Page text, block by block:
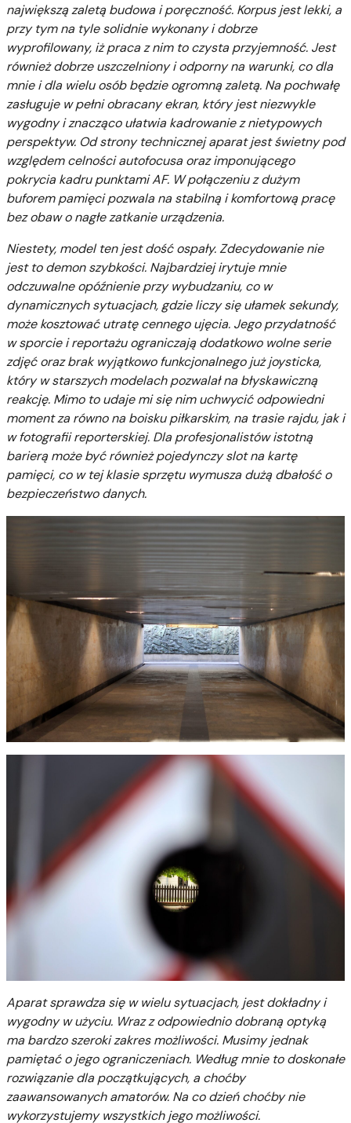
największą zaletą budowa i poręczność. Korpus jest lekki, a
przy tym na tyle solidnie wykonany i dobrze
wyprofilowany, iż praca z nim to czysta przyjemność. Jest
również dobrze uszczelniony i odporny na warunki, co dla
mnie i dla wielu osób będzie ogromną zaletą. Na pochwałę
zasługuje w pełni obracany ekran, który jest niezwykle
wygodny i znacząco ułatwia kadrowanie z nietypowych
perspektyw. Od strony technicznej aparat jest świetny pod
względem celności autofocusa oraz imponującego
pokrycia kadru punktami AF. W połączeniu z dużym
buforem pamięci pozwala na stabilną i komfortową pracę
bez obaw o nagłe zatkanie urządzenia.
Niestety, model ten jest dość ospały. Zdecydowanie nie
jest to demon szybkości. Najbardziej irytuje mnie
odczuwalne opóźnienie przy wybudzaniu, co w
dynamicznych sytuacjach, gdzie liczy się ułamek sekundy,
może kosztować utratę cennego ujęcia. Jego przydatność
w sporcie i reportażu ograniczają dodatkowo wolne serie
zdjęć oraz brak wyjątkowo funkcjonalnego już joysticka,
który w starszych modelach pozwalał na błyskawiczną
reakcję. Mimo to udaje mi się nim uchwycić odpowiedni
moment za równo na boisku piłkarskim, na trasie rajdu, jak i
w fotografii reporterskiej. Dla profesjonalistów istotną
barierą może być również pojedynczy slot na kartę
pamięci, co w tej klasie sprzętu wymusza dużą dbałość o
bezpieczeństwo danych.
Aparat sprawdza się w wielu sytuacjach, jest dokładny i
wygodny w użyciu. Wraz z odpowiednio dobraną optyką
ma bardzo szeroki zakres możliwości. Musimy jednak
pamiętać o jego ograniczeniach. Według mnie to doskonałe
rozwiązanie dla początkujących, a choćby
zaawansowanych amatorów. Na co dzień choćby nie
wykorzystujemy wszystkich jego możliwości.